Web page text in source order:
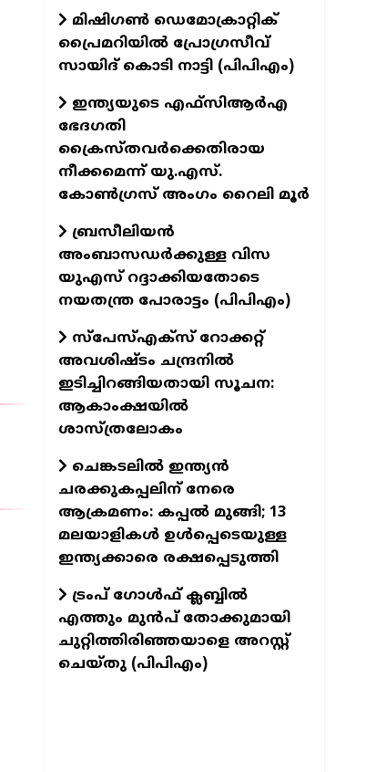
മിഷിഗൺ ഡെമോക്രാറ്റിക്
പ്രൈമറിയിൽ പ്രോഗ്രസീവ്
സായിദ് കൊടി നാട്ടി (പിപിഎം)
ഇന്ത്യയുടെ എഫ്‌സിആർഎ
ഭേദഗതി
ക്രൈസ്തവർക്കെതിരായ
നീക്കമെന്ന് യു.എസ്.
കോൺഗ്രസ് അംഗം റൈലി മൂർ
ബ്രസീലിയൻ
അംബാസഡർക്കുള്ള വിസ
യുഎസ് റദ്ദാക്കിയതോടെ
നയതന്ത്ര പോരാട്ടം (പിപിഎം)
സ്‌പേസ്‌എക്‌സ് റോക്കറ്റ്
അവശിഷ്ടം ചന്ദ്രനിൽ
ഇടിച്ചിറങ്ങിയതായി സൂചന:
ആകാംക്ഷയിൽ
ശാസ്ത്രലോകം
ചെങ്കടലിൽ ഇന്ത്യൻ
ചരക്കുകപ്പലിന് നേരെ
ആക്രമണം: കപ്പൽ മുങ്ങി; 13
മലയാളികൾ ഉൾപ്പെടെയുള്ള
ഇന്ത്യക്കാരെ രക്ഷപ്പെടുത്തി
ട്രംപ് ഗോൾഫ് ക്ലബ്ബിൽ
എത്തും മുൻപ് തോക്കുമായി
ചുറ്റിത്തിരിഞ്ഞയാളെ അറസ്റ്റ്
ചെയ്തു (പിപിഎം)